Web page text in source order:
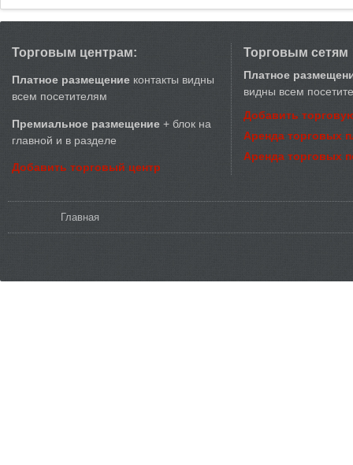
Торговым центрам:
Платное размещение контакты видны
всем посетителям
Премиальное размещение + блок на
главной и в разделе
Добавить торговый центр
Торговым сетям
Платное
видны всем
Добавить
Аренда торговых
Аренда торговых
Главная